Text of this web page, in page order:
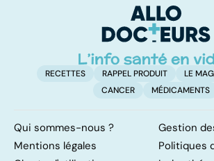
yeux !
RECETTES RAPPEL PRODUIT
LE
CANCER
MÉDICAMENTS
Qui sommes-nous ?
Gestion
Mentions légales
Politiques